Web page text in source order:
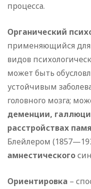
процесса.
Органический
применяющийся для
видов
может быть
устойчивым
головного мозга;
деменции,
расстройствах
Блейлером
амнестического
Ориентировка –